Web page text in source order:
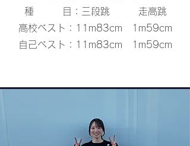
種 目：三段跳 走高跳
高校ベスト：11m83cm 1m59cm
​自己ベスト：11m83cm 1m59cm